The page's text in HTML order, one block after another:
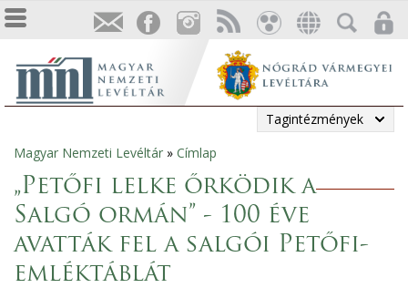
Tagintézmények
Jelenlegi
hely
Magyar Nemzeti Levéltár » Címlap
„Petőfi lelke őrködik a
Salgó ormán” - 100 éve
avatták fel a salgói Petőfi-
emléktáblát